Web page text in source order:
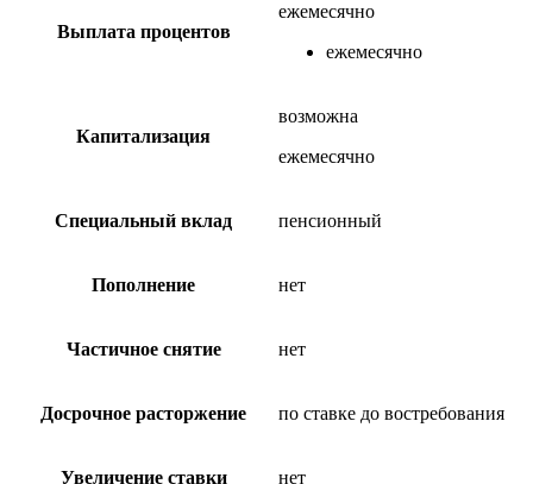
Выплата процентов
ежемесячно
ежемесячно
Капитализация
возможна
ежемесячно
Специальный вклад пенсионный
Пополнение нет
Частичное снятие нет
Досрочное расторжение по ставке до востребования
Увеличение ставки нет